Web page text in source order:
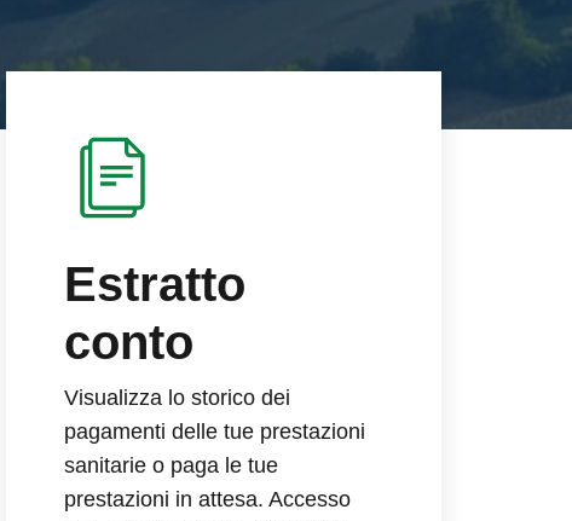
Estratto
conto
Visualizza lo storico dei
pagamenti delle tue prestazioni
sanitarie o paga le tue
prestazioni in attesa. Accesso